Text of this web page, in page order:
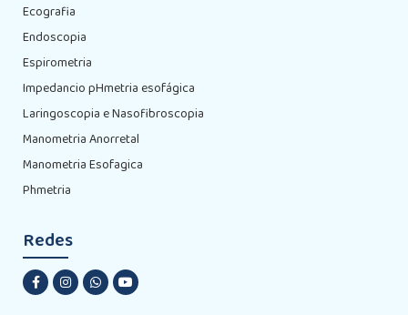
Ecografia
Endoscopia
Espirometria
Impedancio pHmetria esofágica
Laringoscopia e Nasofibroscopia
Manometria Anorretal
Manometria Esofagica
Phmetria
Redes